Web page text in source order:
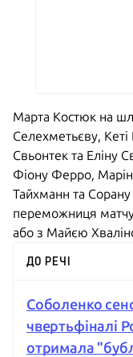
Марта Костюк на
Селехметьєву, Кеті
Свьонтек та Еліну
Фіону Ферро,
Тайхманн та
переможниця
або з Майєю
ДО РЕЧІ
Соболенко
чвертьфіналі
отримала